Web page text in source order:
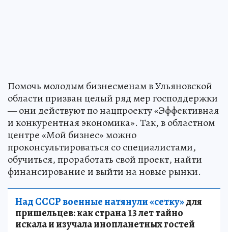
Помочь молодым бизнесменам в Ульяновской
области призван целый ряд мер господдержки
— они действуют по нацпроекту «Эффективная
и конкурентная экономика». Так, в областном
центре «Мой бизнес» можно
проконсультироваться со специалистами,
обучиться, проработать свой проект, найти
финансирование и выйти на новые рынки.
Над СССР военные натянули «сетку»для
пришельцев: как страна 13 лет тайно
искала и изучала инопланетных гостей